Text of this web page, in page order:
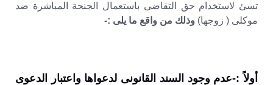
تسئ لاستخدام حق التقاضى باستعمال الجنحة المباشرة ضد
موكلى ( زوجها) وذلك من واقع ما يلى :-
أولاً :-عدم وجود السند القانونى لدعواها واعتبار الدعوى